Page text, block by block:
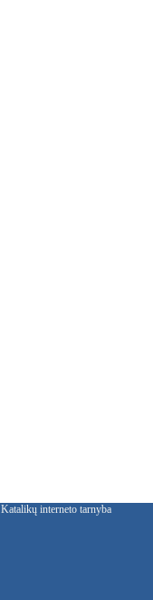
Katalikų interneto tarnyba